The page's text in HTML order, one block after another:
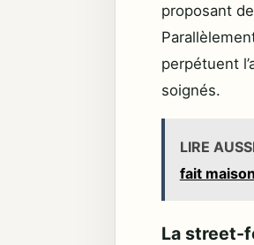
proposant
perpétuent
soignés.
LIRE
fait maison
La street-